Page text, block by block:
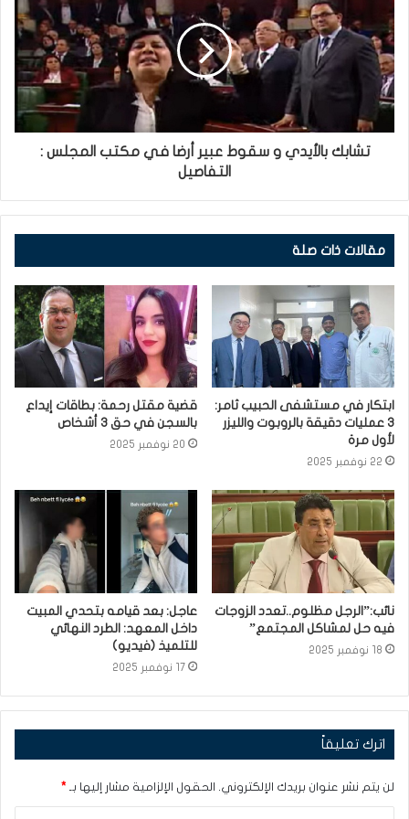
تشابك بالأيدي و سقوط عبير أرضا في مكتب المجلس :
التفاصيل
مقالات ذات صلة
ابتكار في مستشفى الحبيب ثامر:
3 عمليات دقيقة بالروبوت والليزر
لأول مرة
22 نوفمبر 2025
قضية مقتل رحمة: بطاقات إيداع
بالسجن في حق 3 أشخاص
20 نوفمبر 2025
نائب:”الرجل مظلوم..تعدد الزوجات
فيه حل لمشاكل المجتمع”
18 نوفمبر 2025
عاجل: بعد قيامه بتحدي المبيت
داخل المعهد: الطرد النهائي
للتلميذ (فيديو)
17 نوفمبر 2025
اترك تعليقاً
لن يتم نشر عنوان بريدك الإلكتروني. الحقول الإلزامية مشار إليها بـ *